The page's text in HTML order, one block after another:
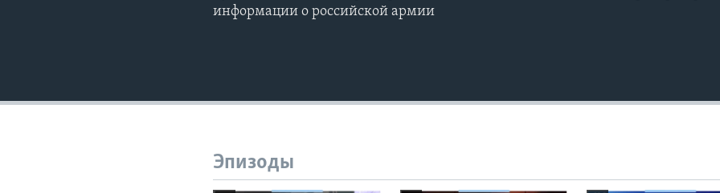
информации о российской армии
Эпизоды